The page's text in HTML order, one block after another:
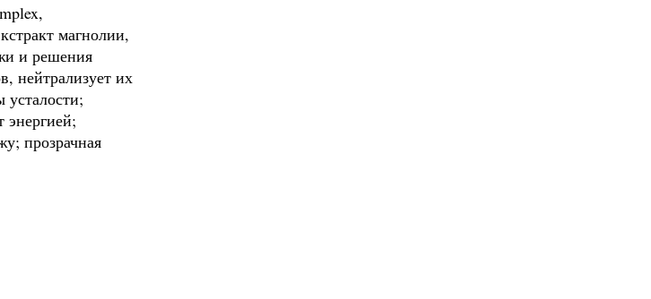
магнолии,
и решения
нейтрализует их
усталости;
энергией;
прозрачная